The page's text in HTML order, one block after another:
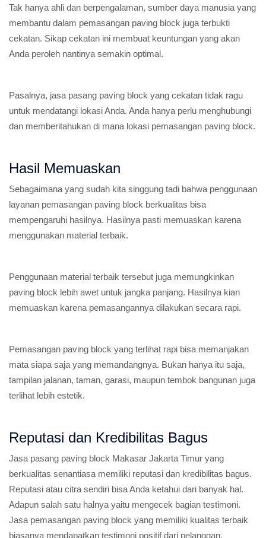
Tak hanya ahli dan berpengalaman, sumber daya manusia yang
membantu dalam pemasangan paving block juga terbukti
cekatan. Sikap cekatan ini membuat keuntungan yang akan
Anda peroleh nantinya semakin optimal.
Pasalnya, jasa pasang paving block yang cekatan tidak ragu
untuk mendatangi lokasi Anda. Anda hanya perlu menghubungi
dan memberitahukan di mana lokasi pemasangan paving block.
Hasil Memuaskan
Sebagaimana yang sudah kita singgung tadi bahwa penggunaan
layanan pemasangan paving block berkualitas bisa
mempengaruhi hasilnya. Hasilnya pasti memuaskan karena
menggunakan material terbaik.
Penggunaan material terbaik tersebut juga memungkinkan
paving block lebih awet untuk jangka panjang. Hasilnya kian
memuaskan karena pemasangannya dilakukan secara rapi.
Pemasangan paving block yang terlihat rapi bisa memanjakan
mata siapa saja yang memandangnya. Bukan hanya itu saja,
tampilan jalanan, taman, garasi, maupun tembok bangunan juga
terlihat lebih estetik.
Reputasi dan Kredibilitas Bagus
Jasa pasang paving block Makasar Jakarta Timur yang
berkualitas senantiasa memiliki reputasi dan kredibilitas bagus.
Reputasi atau citra sendiri bisa Anda ketahui dari banyak hal.
Adapun salah satu halnya yaitu mengecek bagian testimoni.
Jasa pemasangan paving block yang memiliki kualitas terbaik
biasanya mendapatkan testimoni positif dari pelanggan.